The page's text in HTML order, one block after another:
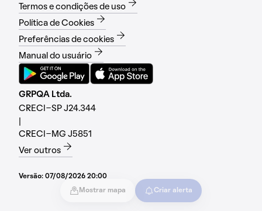
Mostrar mapa Criar alerta
Termos e condições de uso
Política de Cookies
Preferências de cookies
Manual do usuário
GRPQA Ltda.
CRECI-SP J24.344
CRECI-MG J5851
Ver outros
Versão: 07/08/2026 20:00